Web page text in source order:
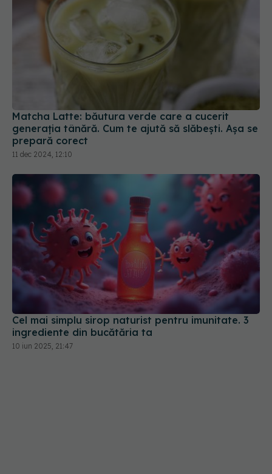
Matcha Latte: băutura verde care a cucerit
generația tânără. Cum te ajută să slăbești. Așa se
prepară corect
11 dec 2024, 12:10
Cel mai simplu sirop naturist pentru imunitate. 3
ingrediente din bucătăria ta
10 iun 2025, 21:47